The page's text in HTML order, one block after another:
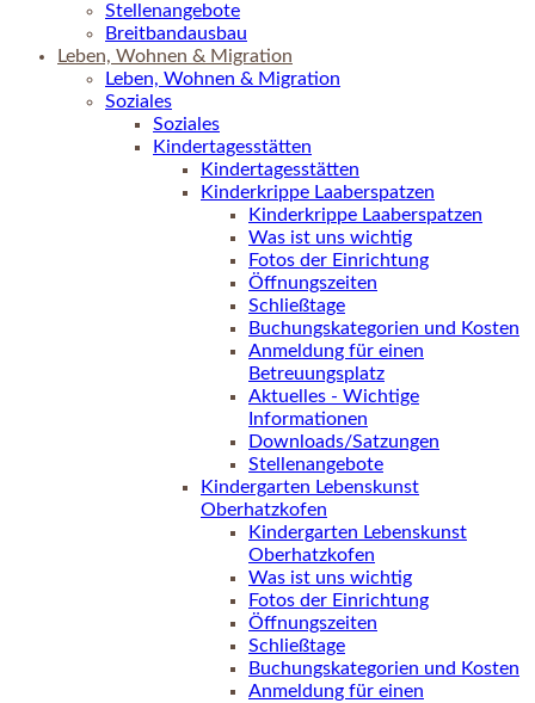
Stellenangebote
Breitbandausbau
Leben, Wohnen & Migration
Leben, Wohnen & Migration
Soziales
Soziales
Kindertagesstätten
Kindertagesstätten
Kinderkrippe Laaberspatzen
Kinderkrippe Laaberspatzen
Was ist uns wichtig
Fotos der Einrichtung
Öffnungszeiten
Schließtage
Buchungskategorien und Kosten
Anmeldung für einen
Betreuungsplatz
Aktuelles - Wichtige
Informationen
Downloads/Satzungen
Stellenangebote
Kindergarten Lebenskunst
Oberhatzkofen
Kindergarten Lebenskunst
Oberhatzkofen
Was ist uns wichtig
Fotos der Einrichtung
Öffnungszeiten
Schließtage
Buchungskategorien und Kosten
Anmeldung für einen